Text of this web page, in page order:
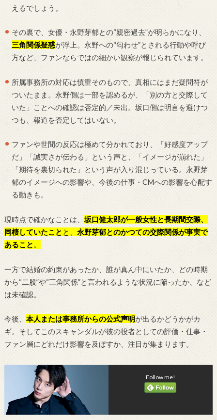
えるでしょう。
その裏で、女優・永野芽郁との“親密過去”が明らかになり、
三角関係疑惑が浮上。永野への“匂わせ”とされる行動や呼び
方など、ファンならではの細かい観察が報じられています。
所属事務所の対応は慎重そのもので、真相にはまだ疑問符が
ついたまま。永野側は一部を認めるが、「別の方と交際して
いた」ことへの確認は否定的／未出。坂口側は明言を避けつ
つも、報道を否定してはいない。
ファンや世間の反応は極めて分かれており、「好感度アップ
だ」「誠実さが伝わる」という声と、「イメージが崩れた」
「期待を裏切られた」という声が入り混じっている。永野芽
郁のイメージへの影響や、今後の仕事・CMへの影響を心配す
る動きも。
現時点で確かなことは、坂口健太郎が一般女性と長期間交際、
同棲していたこと と、 永野芽郁とのかつての交際関係が事実で
あること 。
一方で結婚の約束があったか、誰が真ん中にいたか、どの時期
から“二股”や“三角関係”と言われるような状況に陥ったか、など
は未確認。
今後、 本人または事務所からの公式声明が出るかどうかがカ
ギ。そしてこのスキャンダルが彼の役者としての評価・仕事・
ファン層にどれだけ影響を及ぼすか、注目が集まります。
Follow me!